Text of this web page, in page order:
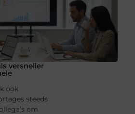
versneller
ook
steeds
om